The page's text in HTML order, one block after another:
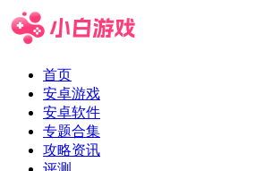
首页
安卓游戏
安卓软件
专题合集
攻略资讯